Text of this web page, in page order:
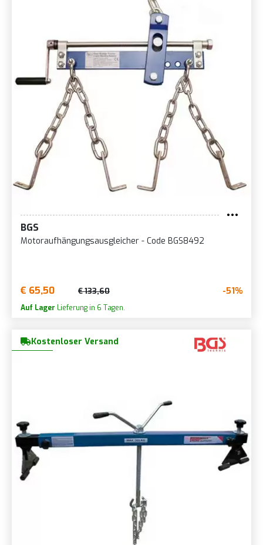
BGS
Motoraufhängungsausgleicher - Code BGS8492
€ 65,50 € 133,60 -51%
Auf Lager Lieferung in 6 Tagen.
Kostenloser Versand